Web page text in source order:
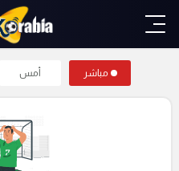
مباشر أمس